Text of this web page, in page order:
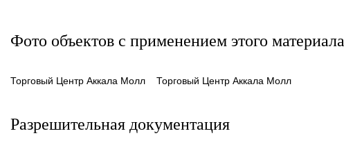
Фото объектов с применением этого материала
Торговый Центр Аккала Молл Торговый Центр Аккала Молл
Разрешительная документация